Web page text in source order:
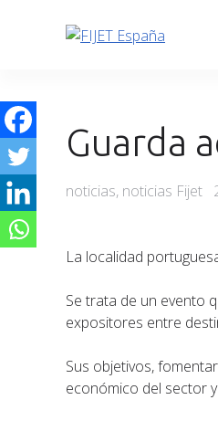
Guarda
Categories
noticias, noticias Fijet
La localidad
Se trata de un evento
expositores entre
Sus objetivos,
económico del sector